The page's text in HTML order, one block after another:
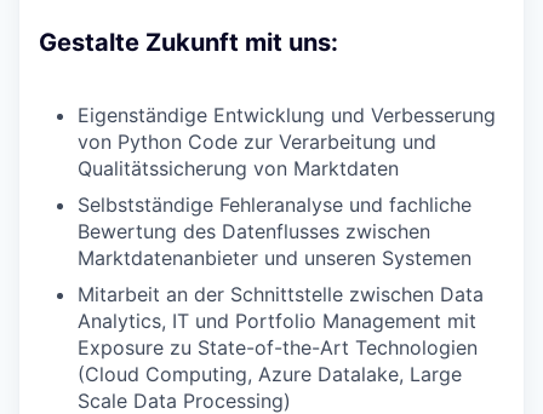
Gestalte Zukunft mit uns:
Eigenständige Entwicklung und Verbesserung
von Python Code zur Verarbeitung und
Qualitätssicherung von Marktdaten
Selbstständige Fehleranalyse und fachliche
Bewertung des Datenflusses zwischen
Marktdatenanbieter und unseren Systemen
Mitarbeit an der Schnittstelle zwischen Data
Analytics, IT und Portfolio Management mit
Exposure zu State-of-the-Art Technologien
(Cloud Computing, Azure Datalake, Large
Scale Data Processing)